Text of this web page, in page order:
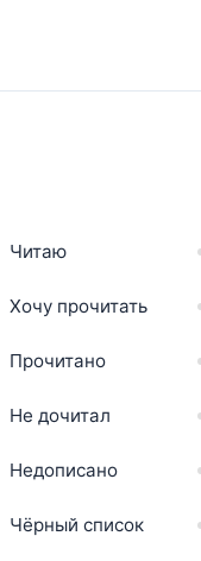
Читаю
Хочу прочитать
Прочитано
Не дочитал
Недописано
Чёрный список